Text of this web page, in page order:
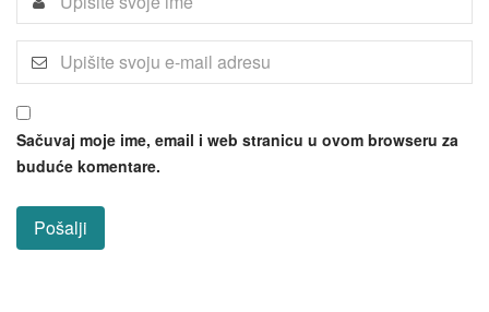
Sačuvaj moje ime, email i web stranicu u ovom browseru za
buduće komentare.